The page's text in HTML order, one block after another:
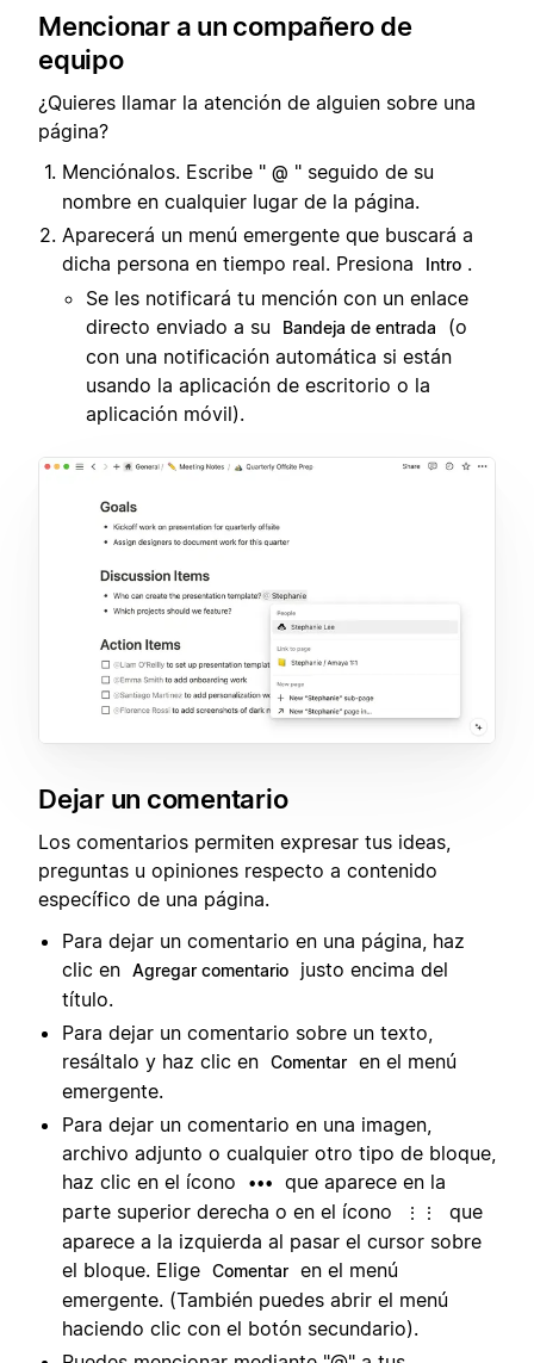
Mencionar a un compañero de
equipo
¿Quieres llamar la atención de alguien sobre una
página?
Menciónalos. Escribe " @ " seguido de su
nombre en cualquier lugar de la página.
Aparecerá un menú emergente que buscará a
dicha persona en tiempo real. Presiona
Intro .
Se les notificará tu mención con un enlace
directo enviado a su
Bandeja de entrada
(o
con una notificación automática si están
usando la aplicación de escritorio o la
aplicación móvil).
Dejar un comentario
Los comentarios permiten expresar tus ideas,
preguntas u opiniones respecto a contenido
específico de una página.
Para dejar un comentario en una página, haz
clic en Agregar comentario
justo encima del
título.
Para dejar un comentario sobre un texto,
resáltalo y haz clic en Comentar en el menú
emergente.
Para dejar un comentario en una imagen,
archivo adjunto o cualquier otro tipo de bloque,
haz clic en el ícono
•••
que aparece en la
parte superior derecha o en el ícono
⋮⋮
que
aparece a la izquierda al pasar el cursor sobre
el bloque. Elige Comentar en el menú
emergente. (También puedes abrir el menú
haciendo clic con el botón secundario).